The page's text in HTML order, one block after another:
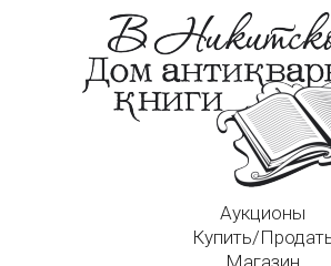
Аукционы
Купить/
Магазин